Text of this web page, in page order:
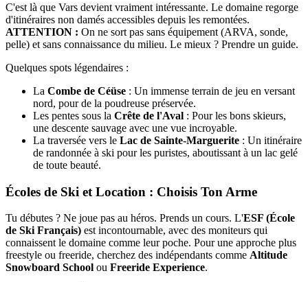
C'est là que Vars devient vraiment intéressante. Le domaine regorge
d'itinéraires non damés accessibles depuis les remontées.
ATTENTION : On ne sort pas sans équipement (ARVA, sonde,
pelle) et sans connaissance du milieu. Le mieux ? Prendre un guide.
Quelques spots légendaires :
La Combe de Céüse : Un immense terrain de jeu en versant
nord, pour de la poudreuse préservée.
Les pentes sous la Crête de l'Aval : Pour les bons skieurs,
une descente sauvage avec une vue incroyable.
La traversée vers le Lac de Sainte-Marguerite : Un itinéraire
de randonnée à ski pour les puristes, aboutissant à un lac gelé
de toute beauté.
Écoles de Ski et Location : Choisis Ton Arme
Tu débutes ? Ne joue pas au héros. Prends un cours. L'ESF (École
de Ski Français) est incontournable, avec des moniteurs qui
connaissent le domaine comme leur poche. Pour une approche plus
freestyle ou freeride, cherchez des indépendants comme Altitude
Snowboard School ou Freeride Experience.